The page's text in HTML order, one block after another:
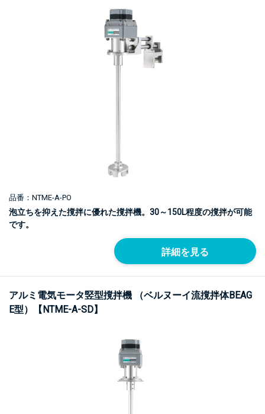
品番：NTME-A-PO
泡立ちを抑えた撹拌に優れた撹拌機。30～150L程度の撹拌が可能
です。
詳細を見る
アルミ電気モータ竪型撹拌機 （ベルヌーイ流撹拌体BEAG
E型）【NTME-A-SD】